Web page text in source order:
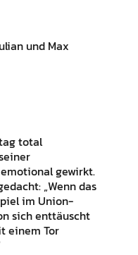
und Max
total
gewirkt.
„Wenn das
im Union-
sich enttäuscht
einem Tor